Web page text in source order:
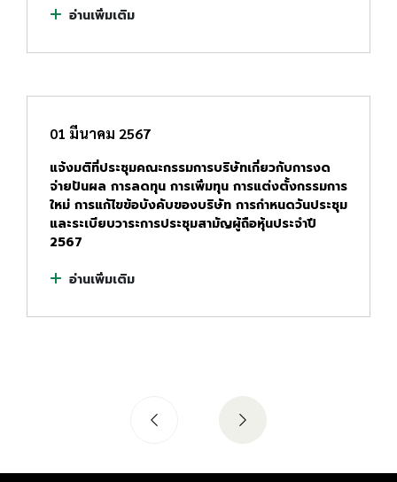
อ่านเพิ่มเติม
01 มีนาคม 2567
แจ้งมติที่ประชุมคณะกรรมการบริษัทเกี่ยวกับการงด
จ่ายปันผล การลดทุน การเพิ่มทุน การแต่งตั้งกรรมการ
ใหม่ การแก้ไขข้อบังคับของบริษัท การกำหนดวันประชุม
และระเบียบวาระการประชุมสามัญผู้ถือหุ้นประจำปี
2567
อ่านเพิ่มเติม